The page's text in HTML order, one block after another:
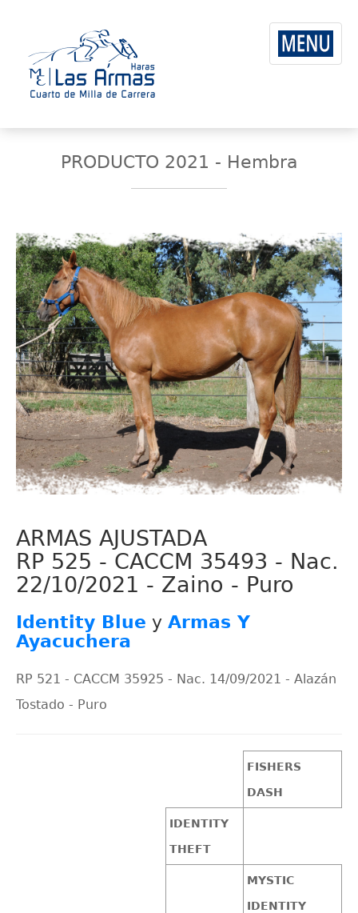
PRODUCTO 2021 - Hembra
ARMAS AJUSTADA
RP 525 - CACCM 35493 - Nac.
22/10/2021 - Zaino - Puro
Identity Blue y Armas Y
Ayacuchera
RP 521 - CACCM 35925 - Nac. 14/09/2021 - Alazán
Tostado - Puro
FISHERS
DASH
IDENTITY
THEFT
MYSTIC
IDENTITY